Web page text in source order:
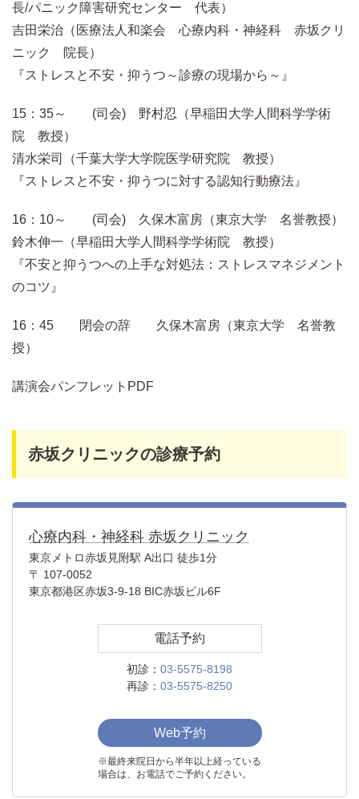
長/パニック障害研究センター 代表）
吉田栄治（医療法人和楽会 心療内科・神経科 赤坂クリ
ニック 院長）
『ストレスと不安・抑うつ～診療の現場から～』
15：35～ (司会) 野村忍（早稲田大学人間科学学術
院 教授）
清水栄司（千葉大学大学院医学研究院 教授）
『ストレスと不安・抑うつに対する認知行動療法』
16：10～ (司会) 久保木富房（東京大学 名誉教授）
鈴木伸一（早稲田大学人間科学学術院 教授）
『不安と抑うつへの上手な対処法：ストレスマネジメント
のコツ』
16：45 閉会の辞 久保木富房（東京大学 名誉教
授）
講演会パンフレットPDF
赤坂クリニックの診療予約
心療内科・神経科 赤坂クリニック
東京メトロ赤坂見附駅 A出口 徒歩1分
〒 107-0052
東京都港区赤坂3-9-18 BIC赤坂ビル6F
電話予約
初診： 03-5575-8198
再診： 03-5575-8250
Web予約
※最終来院日から半年以上経っている
場合は、お電話でご予約ください。